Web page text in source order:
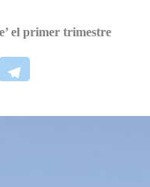
el primer trimestre